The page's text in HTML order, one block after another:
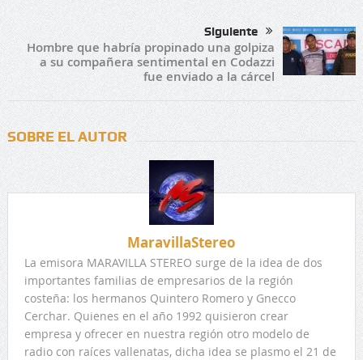
Siguiente
Hombre que habría propinado una golpiza
a su compañera sentimental en Codazzi
fue enviado a la cárcel
SOBRE EL AUTOR
MaravillaStereo
La emisora MARAVILLA STEREO surge de la idea de dos
importantes familias de empresarios de la región
costeña: los hermanos Quintero Romero y Gnecco
Cerchar. Quienes en el año 1992 quisieron crear
empresa y ofrecer en nuestra región otro modelo de
radio con raíces vallenatas, dicha idea se plasmo el 21 de